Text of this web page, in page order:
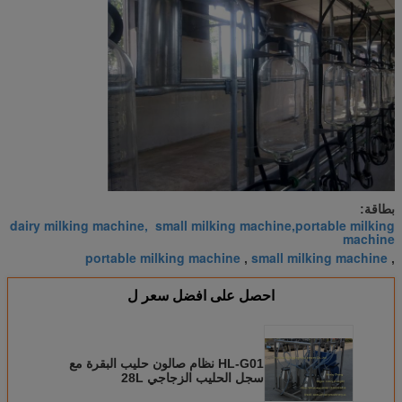
بطاقة:
dairy milking machine, small milking machine,portable milking
machine
,
small milking machine
,
portable milking machine
احصل على افضل سعر ل
HL-G01 نظام صالون حليب البقرة مع
سجل الحليب الزجاجي 28L